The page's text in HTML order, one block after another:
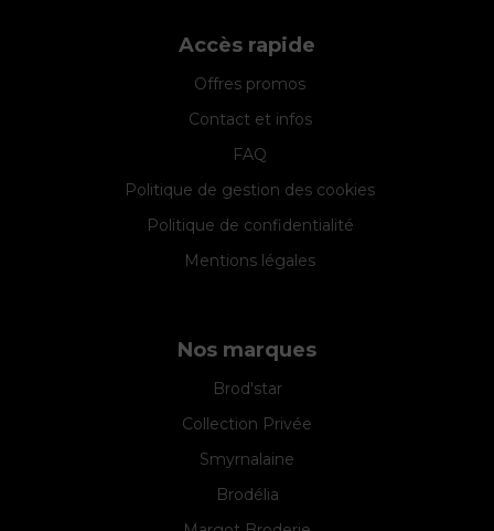
Accès rapide
Offres promos
Contact et infos
FAQ
Politique de gestion des cookies
Politique de confidentialité
Mentions légales
Nos marques
Brod'star
Collection Privée
Smyrnalaine
Brodélia